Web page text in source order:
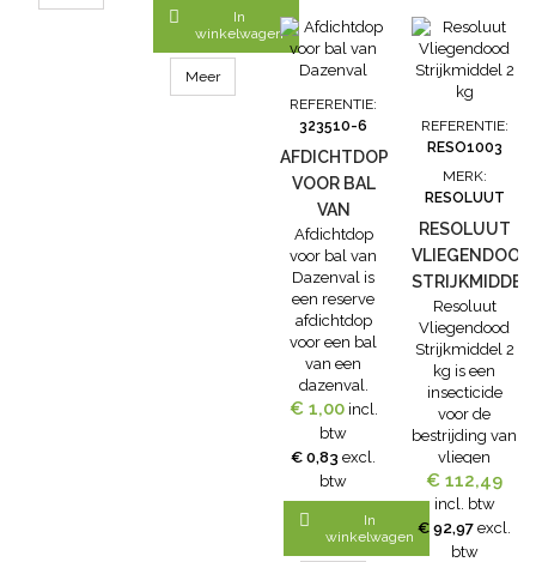
bevriezingseffect.
kattenkruid)
en kruiden
(kamille,
basilicum,
citroenmelisse

In
winkelwagen
Meer
REFERENTIE:
323510-6
AFDICHTDOP
VOOR BAL
VAN
DAZENVAL
Afdichtdop
voor bal van
Dazenval is
een reserve
afdichtdop
voor een bal
van een
dazenval.
€ 1,00 incl.
btw
€ 0,83 excl.
btw

In
winkelwagen
REFERENTIE:
RESO1003
MERK:
RESOLUUT
RESOLUUT
VLIEGENDOOD
STRIJKMIDDEL
2 KG
Resoluut
Vliegendood
Strijkmiddel 2
kg is een
insecticide
voor de
bestrijding van
vliegen
binnenshuis
en in
huisvesting
van
€ 112,49
incl. btw
€ 92,97 excl.
btw